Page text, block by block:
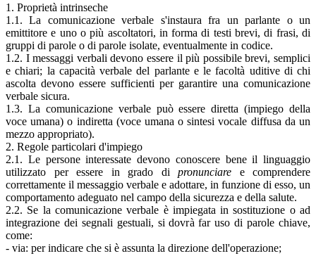
1. Proprietà intrinseche
1.1. La comunicazione verbale s'instaura fra un parlante o un
emittitore e uno o più ascoltatori, in forma di testi brevi, di frasi, di
gruppi di parole o di parole isolate, eventualmente in codice.
1.2. I messaggi verbali devono essere il più possibile brevi, semplici
e chiari; la capacità verbale del parlante e le facoltà uditive di chi
ascolta devono essere sufficienti per garantire una comunicazione
verbale sicura.
1.3. La comunicazione verbale può essere diretta (impiego della
voce umana) o indiretta (voce umana o sintesi vocale diffusa da un
mezzo appropriato).
2. Regole particolari d'impiego
2.1. Le persone interessate devono conoscere bene il linguaggio
utilizzato per essere in grado di pronunciare e comprendere
correttamente il messaggio verbale e adottare, in funzione di esso, un
comportamento adeguato nel campo della sicurezza e della salute.
2.2. Se la comunicazione verbale è impiegata in sostituzione o ad
integrazione dei segnali gestuali, si dovrà far uso di parole chiave,
come:
- via: per indicare che si è assunta la direzione dell'operazione;